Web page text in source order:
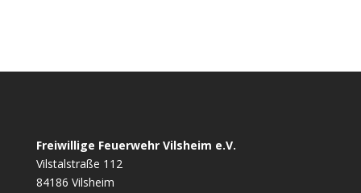
Freiwillige Feuerwehr Vilsheim e.V.
Vilstalstraße 112
84186 Vilsheim